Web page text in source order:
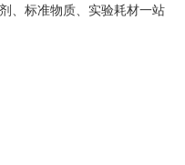
、标准物质、实验耗材一站